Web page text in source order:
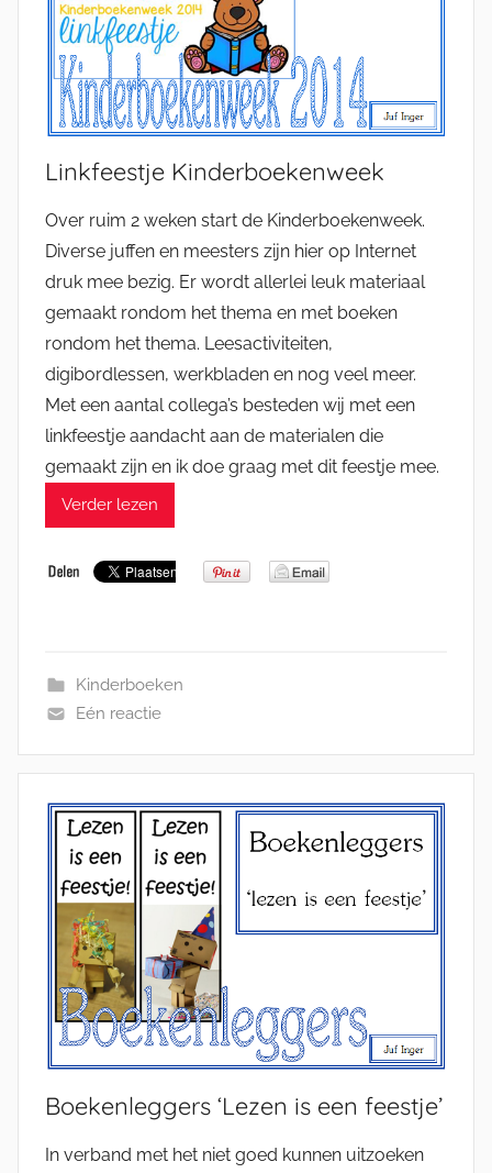
Linkfeestje Kinderboekenweek
Over ruim 2 weken start de Kinderboekenweek.
Diverse juffen en meesters zijn hier op Internet
druk mee bezig. Er wordt allerlei leuk materiaal
gemaakt rondom het thema en met boeken
rondom het thema. Leesactiviteiten,
digibordlessen, werkbladen en nog veel meer.
Met een aantal collega’s besteden wij met een
linkfeestje aandacht aan de materialen die
gemaakt zijn en ik doe graag met dit feestje mee.
Verder lezen
Kinderboeken
Eén reactie
Boekenleggers ‘Lezen is een feestje’
In verband met het niet goed kunnen uitzoeken